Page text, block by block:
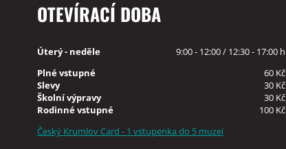
OTEVÍRACÍ DOBA
Úterý - neděle
9:00 - 12:00 / 12:30 - 17:00 h
Plné vstupné
60 Kč
Slevy
30 Kč
Školní výpravy
30 Kč
Rodinné vstupné
100 Kč
Český Krumlov Card - 1 vstupenka do 5 muzeí